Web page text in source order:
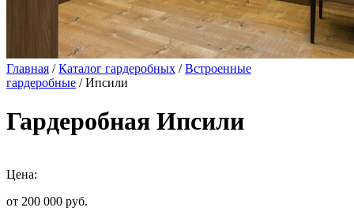
Главная /Каталог гардеробных /Встроенные
гардеробные / Ипсили
Гардеробная Ипсили
Цена:
от 200 000 руб.